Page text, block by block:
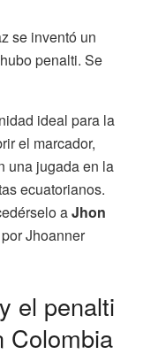
se inventó un
penalti. Se
ideal para la
el marcador,
una jugada en la
ecuatorianos.
aJhon
Jhoanner
el penalti
Colombia